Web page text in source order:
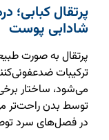
پرتقال کبابی؛
شادابی پوست
ترکیبات
می‌شود، ساختار
توسط بدن راحت‌تر
در فصل‌های سرد